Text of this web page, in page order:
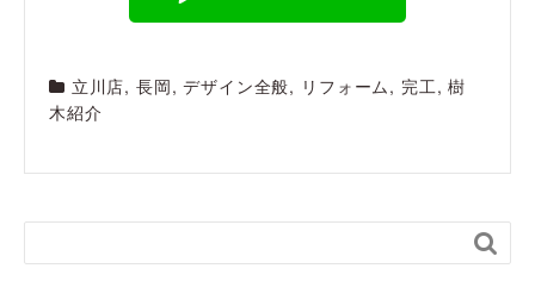
立川店, 長岡,デザイン全般, リフォーム, 完工,樹
木紹介
